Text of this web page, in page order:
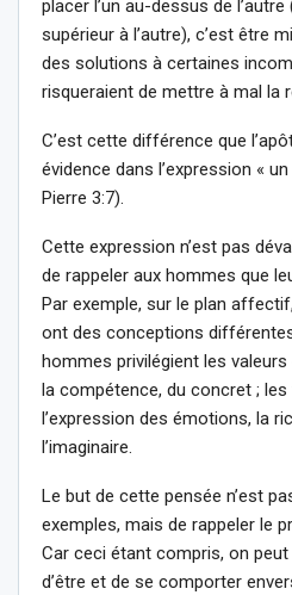
placer l’un au-dessus de l’autre
supérieur à l’autre), c’est être
des solutions à certaines
risqueraient de mettre à mal la
C’est cette différence que
évidence dans l’expression «
Pierre 3:7).
Cette expression n’est pas
de rappeler aux hommes que
Par exemple, sur le plan
ont des conceptions
hommes privilégient les valeurs
la compétence, du concret ;
l’expression des émotions, la
l’imaginaire.
Le but de cette pensée n’est
exemples, mais de rappeler le
Car ceci étant compris, on peut
d’être et de se comporter